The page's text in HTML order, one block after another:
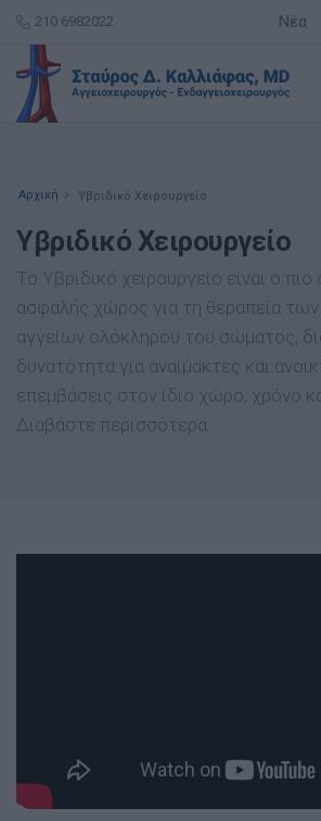
210 6982022 Νέα
Αρχική Υβριδικό Χειρουργείο
Υβριδικό Χειρουργείο
Το Υβριδικό χειρουργείο είναι ο
ασφαλής χώρος για τη θεραπεία
αγγείων ολόκληρου του σώματος,
δυνατότητα για αναίμακτες και
επεμβάσεις στον ίδιο χώρο, χρόνο
Διαβάστε περισσότερα